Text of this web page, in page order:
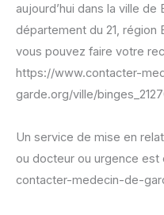
aujourd’hui dans la ville de
département du 21,
vous pouvez faire votre
https://www.contacter-
garde.org/ville/
Un service de mise en
ou docteur ou urgence
contacter-medecin-de-